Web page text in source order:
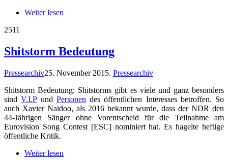
Weiter lesen
2511
Shitstorm Bedeutung
Pressearchiv25. November 2015. Pressearchiv
Shitstorm Bedeutung: Shitstorms gibt es viele und ganz besonders
sindV.I.Pund Personen des öffentlichen Interesses betroffen. So
auch Xavier Naidoo, als 2016 bekannt wurde, dass der NDR den
44-Jährigen Sänger ohne Vorentscheid für die Teilnahme am
Eurovision Song Contest [ESC] nominiert hat. Es hagelte heftige
öffentliche Kritik.
Weiter lesen